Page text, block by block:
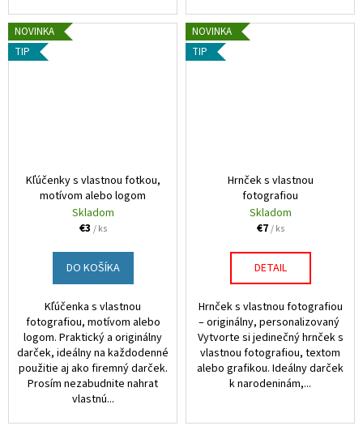
NOVINKA
TIP
Kľúčenky s vlastnou fotkou,
motívom alebo logom
Skladom
€3 / ks
DO KOŠÍKA
Kľúčenka s vlastnou
fotografiou, motívom alebo
logom. Praktický a originálny
darček, ideálny na každodenné
použitie aj ako firemný darček.
Prosím nezabudnite nahrat
vlastnú...
NOVINKA
TIP
Hrnček s vlastnou
fotografiou
Skladom
€7/ ks
DETAIL
Hrnček s vlastnou fotografiou
– originálny, personalizovaný
Vytvorte si jedinečný hrnček s
vlastnou fotografiou, textom
alebo grafikou. Ideálny darček
k narodeninám,...